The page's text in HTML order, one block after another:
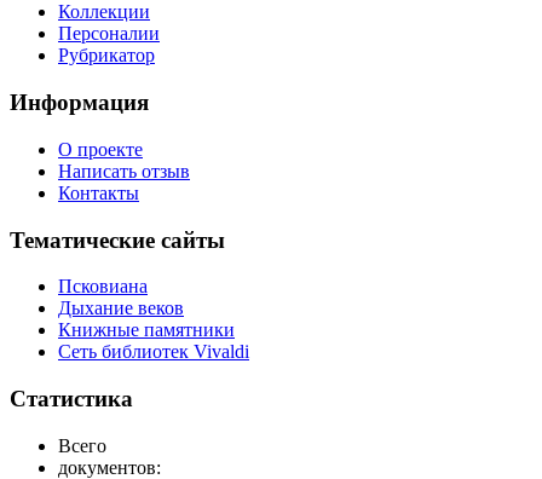
Коллекции
Персоналии
Рубрикатор
Информация
О проекте
Написать отзыв
Контакты
Тематические сайты
Псковиана
Дыхание веков
Книжные памятники
Сеть библиотек Vivaldi
Статистика
Всего
документов: